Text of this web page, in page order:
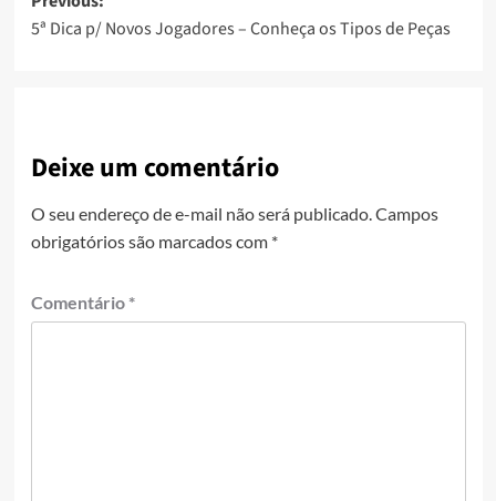
5ª Dica p/ Novos Jogadores – Conheça os Tipos de Peças
Deixe um comentário
O seu endereço de e-mail não será publicado. Campos
obrigatórios são marcados com *
Comentário *